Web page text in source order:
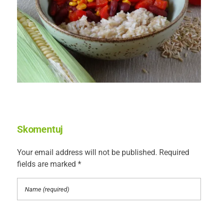
Skomentuj
Your email address will not be published. Required
fields are marked *